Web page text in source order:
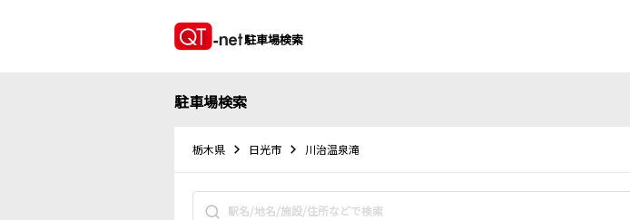
駐車場検索
駐車場検索
栃木県 日光市 川治温泉滝